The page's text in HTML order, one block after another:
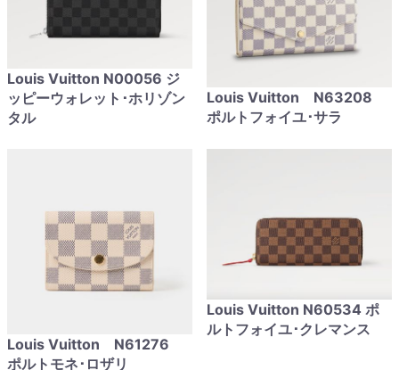
Louis Vuitton N00056 ジ
ッピーウォレット･ホリゾン
タル
Louis Vuitton N63208
ポルトフォイユ･サラ
Louis Vuitton N61276
ポルトモネ･ロザリ
Louis Vuitton N60534 ポ
ルトフォイユ･クレマンス